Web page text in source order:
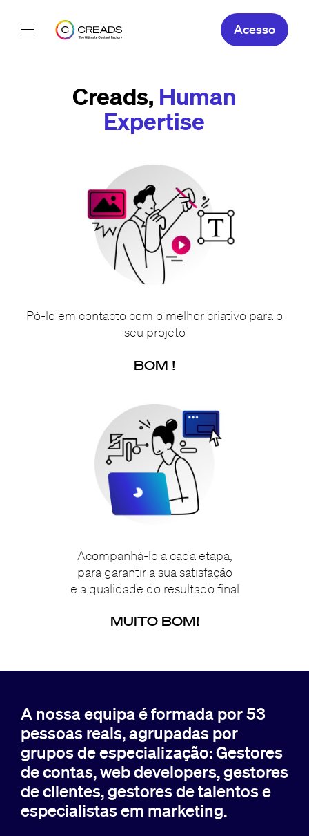
Acesso
Creads, Human
Expertise
Pô-lo em contacto com o melhor criativo para o
seu projeto
BOM !
Acompanhá-lo a cada etapa,
para garantir a sua satisfação
e a qualidade do resultado final
MUITO BOM!
A nossa equipa é formada por 53
pessoas reais, agrupadas por
grupos de especialização: Gestores
de contas, web developers, gestores
de clientes, gestores de talentos e
especialistas em marketing.